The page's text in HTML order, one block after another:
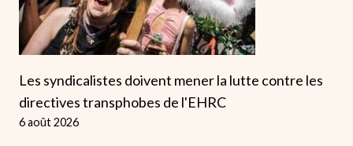
Les syndicalistes doivent mener la lutte contre les
directives transphobes de l'EHRC
6 août 2026